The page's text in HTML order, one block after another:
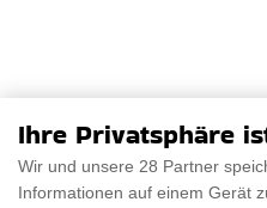
Ihre Privatsphäre
Wir und unsere 28 Partner
Informationen auf einem Gerät